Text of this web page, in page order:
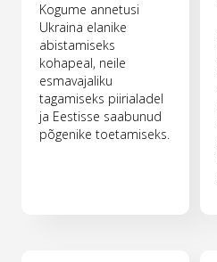
Kogume annetusi
Ukraina elanike
abistamiseks
kohapeal, neile
esmavajaliku
tagamiseks piirialadel
ja Eestisse saabunud
põgenike toetamiseks.